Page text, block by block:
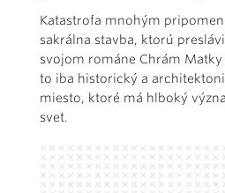
Katastrofa mnohým
sakrálna stavba, ktorú
svojom románe Chrám Matky
to iba historický a
miesto, ktoré má hlboký
svet.